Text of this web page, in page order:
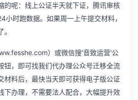
的呢：线上公证半天就下证，腾讯审核
小时跑数据。如果周一上午提交材料，
）或微信搜'音致运营'公
钮，即可找我们代办理公众号迁移全流
材料后，最快当天即可获得电子版公证
下办理，不需要法人配合，大幅提升效